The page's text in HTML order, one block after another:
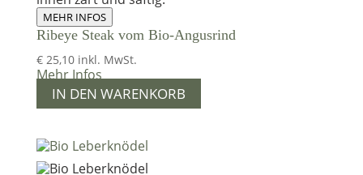
MEHR INFOS
Ribeye Steak vom Bio-Angusrind
€25,10 inkl. MwSt.
Mehr Infos
IN DEN WARENKORB